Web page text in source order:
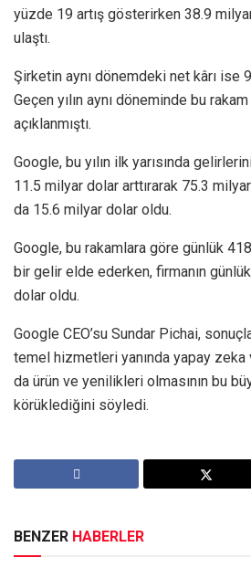
yüzde 19 artış gösterirken 38.9
ulaştı.
Şirketin aynı dönemdeki net kârı ise
Geçen yılın aynı döneminde bu
açıklanmıştı.
Google, bu yılın ilk yarısında
11.5 milyar dolar arttırarak 75.3 milyar
da 15.6 milyar dolar oldu.
Google, bu rakamlara göre günlük
bir gelir elde ederken, firmanın
dolar oldu.
Google CEO’su Sundar Pichai,
temel hizmetleri yanında yapay
da ürün ve yenilikleri olmasının bu
körüklediğini söyledi.
BENZER HABERLER